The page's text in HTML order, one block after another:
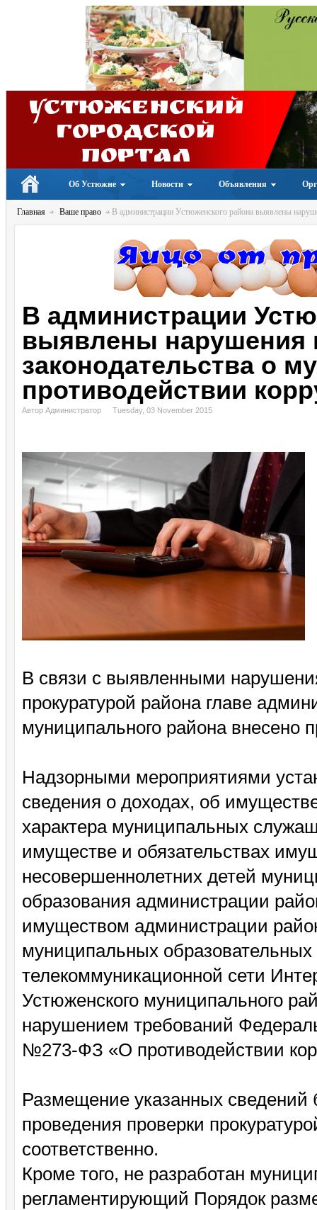
Устюженский
Городской
портал
Об Устюжне Новости Объявления
Главная Ваше право В администрации Устюженского района выявлены
В администрации
выявлены нарушения
законодательства о
противодействии
Автор Администратор Tuesday, 03 November 2015
В связи с выявленными
прокуратурой района главе
муниципального района внесено
Надзорными мероприятиями
сведения о доходах, об
характера муниципальных
имуществе и обязательствах
несовершеннолетних детей
образования администрации
имуществом администрации
муниципальных
телекоммуникационной сети
Устюженского муниципального
нарушением требований
№273-ФЗ «О противодействии
Размещение указанных сведений
проведения проверки
соответственно.
Кроме того, не разработан
регламентирующий Порядок